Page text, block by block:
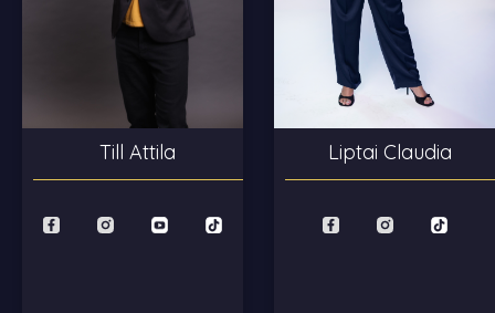
Till Attila Liptai Claudia